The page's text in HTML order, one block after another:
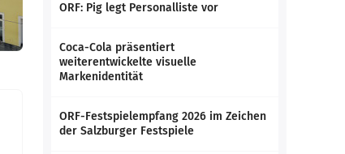
ORF: Pig legt Personalliste vor
Coca-Cola präsentiert
weiterentwickelte visuelle
Markenidentität
ORF-Festspielempfang 2026 im Zeichen
der Salzburger Festspiele